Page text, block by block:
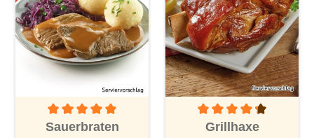
Durchschnittliche Bewertung von 5 von 5 Sternen
Sauerbraten Durchschnittliche
Grillhaxe